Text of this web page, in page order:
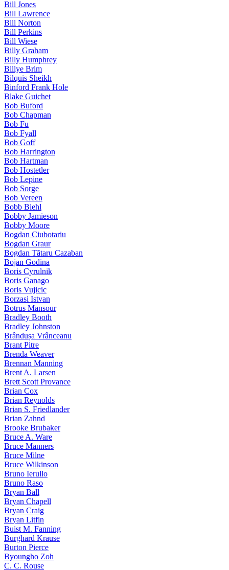
Bill Jones
Bill Lawrence
Bill Norton
Bill Perkins
Bill Wiese
Billy Graham
Billy Humphrey
Billye Brim
Bilquis Sheikh
Binford Frank Hole
Blake Guichet
Bob Buford
Bob Chapman
Bob Fu
Bob Fyall
Bob Goff
Bob Harrington
Bob Hartman
Bob Hostetler
Bob Lepine
Bob Sorge
Bob Vereen
Bobb Biehl
Bobby Jamieson
Bobby Moore
Bogdan Ciubotariu
Bogdan Graur
Bogdan Tătaru Cazaban
Bojan Godina
Boris Cyrulnik
Boris Ganago
Boris Vujicic
Borzasi Istvan
Botrus Mansour
Bradley Booth
Bradley Johnston
Brândușa Vrânceanu
Brant Pitre
Brenda Weaver
Brennan Manning
Brent A. Larsen
Brett Scott Provance
Brian Cox
Brian Reynolds
Brian S. Friedlander
Brian Zahnd
Brooke Brubaker
Bruce A. Ware
Bruce Manners
Bruce Milne
Bruce Wilkinson
Bruno Ierullo
Bruno Raso
Bryan Ball
Bryan Chapell
Bryan Craig
Bryan Litfin
Buist M. Fanning
Burghard Krause
Burton Pierce
Byoungho Zoh
C. C. Rouse